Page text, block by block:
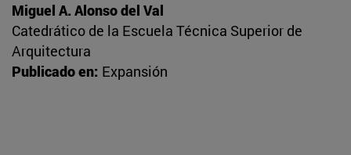
Miguel A. Alonso del Val
Catedrático de la Escuela Técnica Superior de
Arquitectura
Publicado en: Expansión